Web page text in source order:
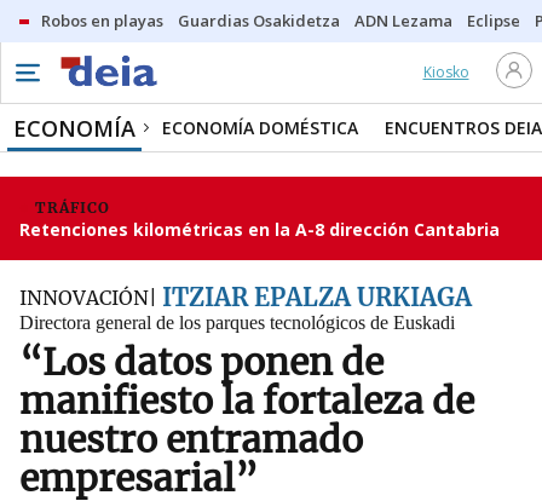
Robos en playas Guardias Osakidetza ADN Lezama Eclipse
Kiosko
ECONOMÍA ECONOMÍA DOMÉSTICA ENCUENTROS DEIA
TRÁFICO
Retenciones kilométricas en la A-8 dirección Cantabria
INNOVACIÓN ITZIAR EPALZA URKIAGA
Directora general de los parques tecnológicos de Euskadi
“Los datos ponen de
manifiesto la fortaleza de
nuestro entramado
empresarial”